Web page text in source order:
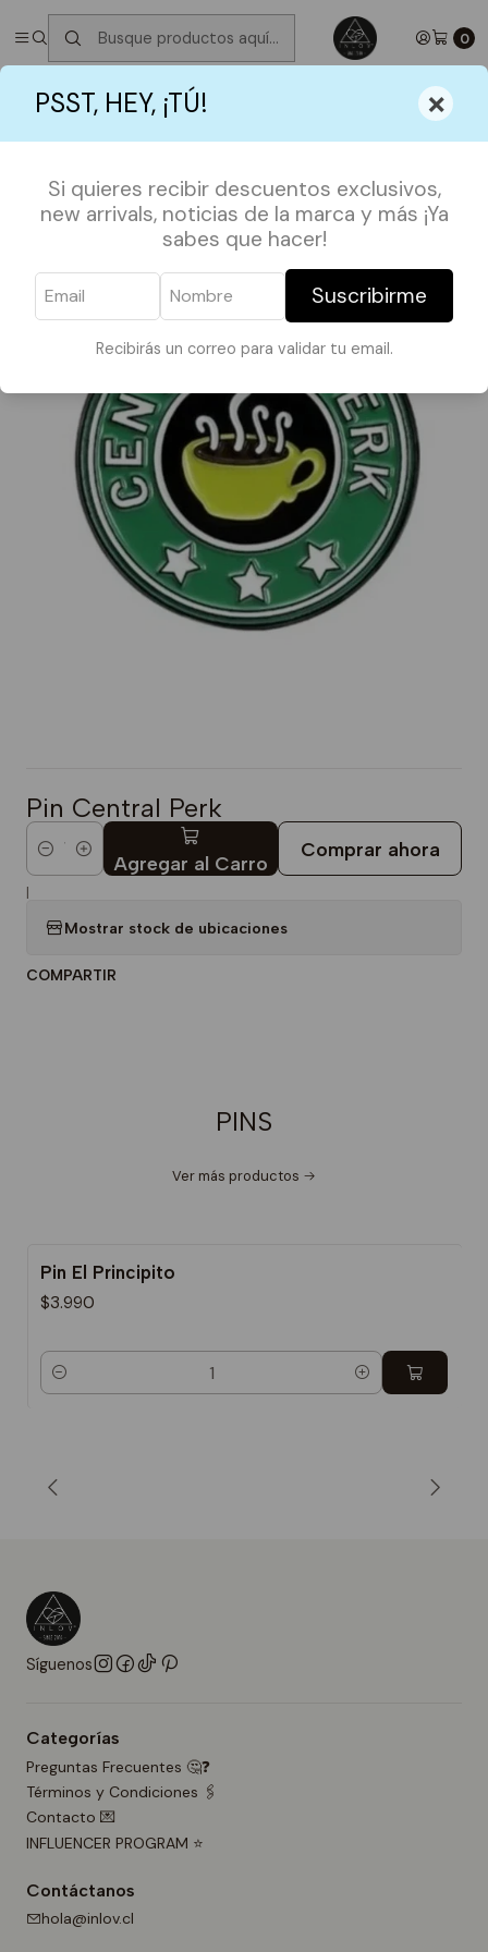
PSST, HEY, ¡TÚ! ×
Si quieres recibir descuentos exclusivos,
new arrivals, noticias de la marca y más ¡Ya
sabes que hacer!
Suscribirme
Recibirás un correo para validar tu email.
0
✮ ⋆ ˚｡𖦹 ⋆｡°✩Próximos Despachos martes 11 de Agosto
⋆｡°✩
SHOP BY FANDOMS
Pin Central Perk
Pin Central Perk
Cantidad Agregar al Carro
Comprar ahora
|
Mostrar stock de ubicaciones
COMPARTIR
PINS
Ver más productos
Pin El Principito
$3.990
Cantidad
Síguenos
Categorías
Preguntas Frecuentes 🤔❓
Términos y Condiciones 🖇️
Contacto 💌
INFLUENCER PROGRAM ⭐
Contáctanos
hola@inlov.cl